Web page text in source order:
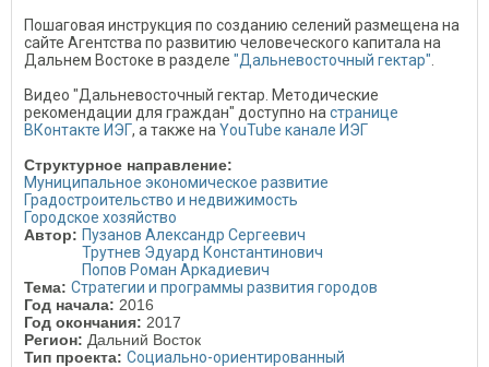
Пошаговая инструкция по созданию селений размещена на
сайте Агентства по развитию человеческого капитала на
Дальнем Востоке в разделе "Дальневосточный гектар"
Видео "Дальневосточный гектар. Методические
рекомендации для граждан" доступно на странице
ВКонтакте ИЭГ, а также на YouTube канале ИЭГ
Структурное направление:
Муниципальное экономическое развитие
Градостроительство и недвижимость
Городское хозяйство
Автор: Пузанов Александр Сергеевич
Трутнев Эдуард Константинович
Попов Роман Аркадиевич
Тема: Стратегии и программы развития городов
Год начала: 2016
Год окончания: 2017
Регион: Дальний Восток
Тип проекта: Социально-ориентированный